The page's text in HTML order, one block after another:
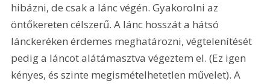
hibázni, de csak a lánc végén. Gyakorolni az
öntőkereten célszerű. A lánc hosszát a hátsó
lánckeréken érdemes meghatározni, végtelenítését
pedig a láncot alátámasztva végeztem el. (Ez igen
kényes, és szinte megismételhetetlen művelet). A